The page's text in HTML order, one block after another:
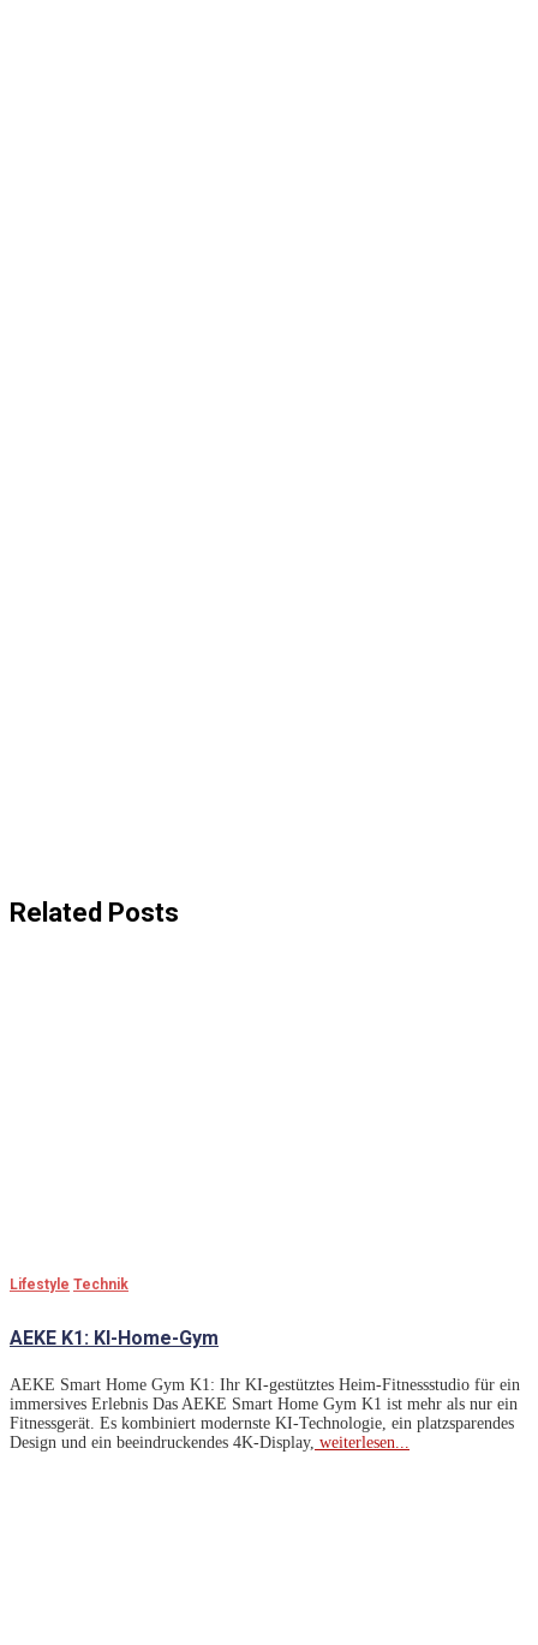
Related Posts
Lifestyle Technik
AEKE K1: KI-Home-Gym
AEKE Smart Home Gym K1: Ihr KI-gestütztes Heim-Fitnessstudio für ein
immersives Erlebnis Das AEKE Smart Home Gym K1 ist mehr als nur ein
Fitnessgerät. Es kombiniert modernste KI-Technologie, ein platzsparendes
Design und ein beeindruckendes 4K-Display, weiterlesen...